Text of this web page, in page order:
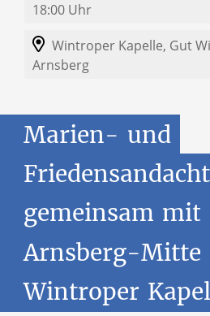
18:00 Uhr
Wintroper Kapelle, Gut
Arnsberg
Marien- und
Friedensandacht
gemeinsam mit
Arnsberg-Mitte
Wintroper